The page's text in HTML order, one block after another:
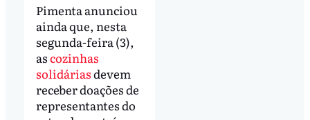
Pimenta anunciou
ainda que, nesta
segunda-feira (3),
ascozinhas
solidáriasdevem
receber doações de
representantes do